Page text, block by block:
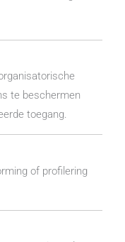
te beschermen
toegang.
of profilering